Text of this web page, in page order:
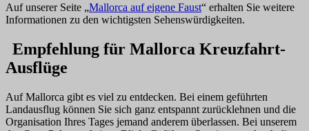
Auf unserer Seite „Mallorca auf eigene Faust“ erhalten Sie weitere
Informationen zu den wichtigsten Sehenswürdigkeiten.
Empfehlung für Mallorca Kreuzfahrt-
Ausflüge
Auf Mallorca gibt es viel zu entdecken. Bei einem geführten
Landausflug können Sie sich ganz entspannt zurücklehnen und die
Organisation Ihres Tages jemand anderem überlassen. Bei unserem